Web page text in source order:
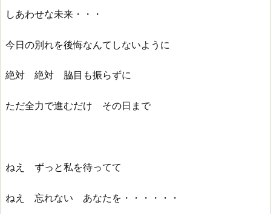
しあわせな未来・・・
今日の別れを後悔なんてしないように
絶対 絶対 脇目も振らずに
ただ全力で進むだけ その日まで
ねえ ずっと私を待ってて
ねえ 忘れない あなたを・・・・・・